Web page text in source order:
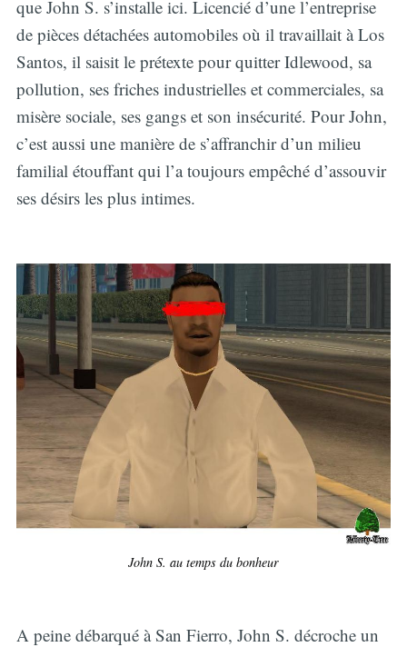
que John S. s’installe ici. Licencié d’une l’entreprise
de pièces détachées automobiles où il travaillait à Los
Santos, il saisit le prétexte pour quitter Idlewood, sa
pollution, ses friches industrielles et commerciales, sa
misère sociale, ses gangs et son insécurité. Pour John,
c’est aussi une manière de s’affranchir d’un milieu
familial étouffant qui l’a toujours empêché d’assouvir
ses désirs les plus intimes.
John S. au temps du bonheur
A peine débarqué à San Fierro, John S. décroche un